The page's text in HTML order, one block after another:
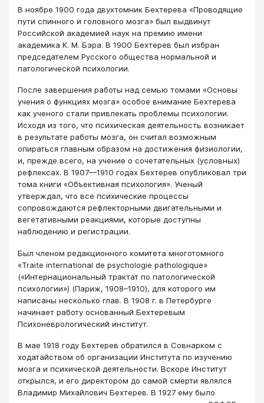
В ноябре 1900 года двухтомник Бехтерева «Проводящие
пути спинного и головного мозга» был выдвинут
Российской академией наук на премию имени
академика К. М. Бэра. В 1900 Бехтерев был избран
председателем Русского общества нормальной и
патологической психологии.
После завершения работы над семью томами «Основы
учения о функциях мозга» особое внимание Бехтерева
как ученого стали привлекать проблемы психологии.
Исходя из того, что психическая деятельность возникает
в результате работы мозга, он считал возможным
опираться главным образом на достижения физиологии,
и, прежде всего, на учение о сочетательных (условных)
рефлексах. В 1907—1910 годах Бехтерев опубликовал три
тома книги «Объективная психология». Ученый
утверждал, что все психические процессы
сопровождаются рефлекторными двигательными и
вегетативными реакциями, которые доступны
наблюдению и регистрации.
Был членом редакционного комитета многотомного
«Traite international de psychologie pathologique»
(«Интернациональный трактат по патологической
психологии») (Париж, 1908–1910), для которого им
написаны несколько глав. В 1908 г. в Петербурге
начинает работу основанный Бехтеревым
Психоневрологический институт.
В мае 1918 году Бехтерев обратился в Совнарком с
ходатайством об организации Института по изучению
мозга и психической деятельности. Вскоре Институт
открылся, и его директором до самой смерти являлся
Владимир Михайлович Бехтерев. В 1927 ему было